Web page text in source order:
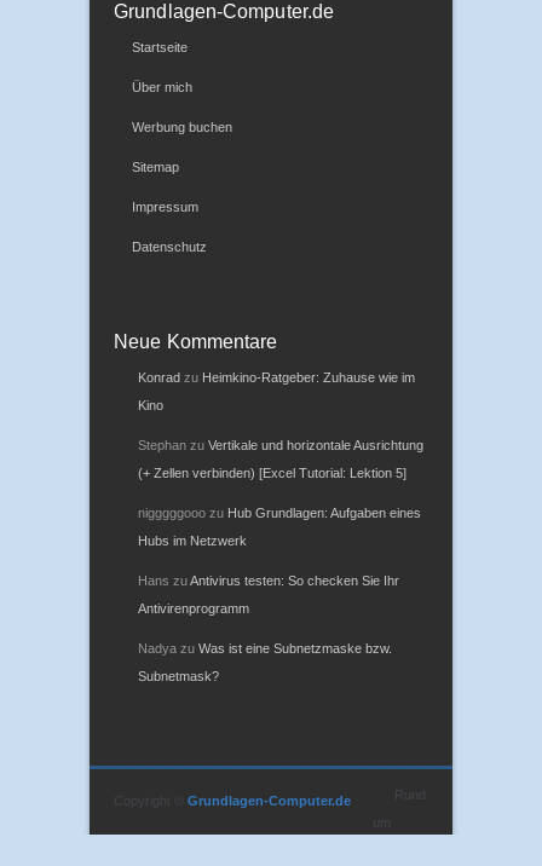
Grundlagen-Computer.de
Startseite
Über mich
Werbung buchen
Sitemap
Impressum
Datenschutz
Neue Kommentare
Konrad zu Heimkino-Ratgeber: Zuhause wie im
Kino
Stephan zu Vertikale und horizontale Ausrichtung
(+ Zellen verbinden) [Excel Tutorial: Lektion 5]
nigggggooo zu Hub Grundlagen: Aufgaben eines
Hubs im Netzwerk
Hans zuAntivirus testen: So checken Sie Ihr
Antivirenprogramm
Nadya zu Was ist eine Subnetzmaske bzw.
Subnetmask?
Copyright © Grundlagen-Computer.de
Rund
um